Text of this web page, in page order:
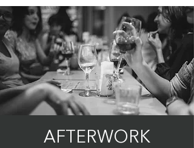
AFTERWORK